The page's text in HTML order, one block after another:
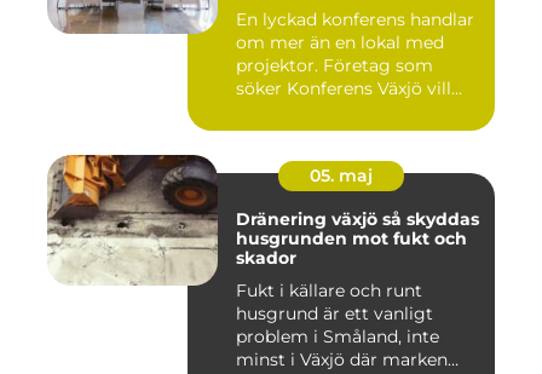
En lyckad konferens handlar
om mer än en lokal med
projektor. Företag som
söker Konferens Växjö vill...
05. maj
Dränering växjö så skyddas
husgrunden mot fukt och
skador
Fukt i källare och runt
husgrund är ett vanligt
problem i Småland, inte
minst i Växjö där marken